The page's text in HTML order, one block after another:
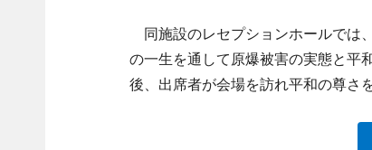
同施設のレセプションホールでは
の一生を通して原爆被害の実態と平
後、出席者が会場を訪れ平和の尊さ